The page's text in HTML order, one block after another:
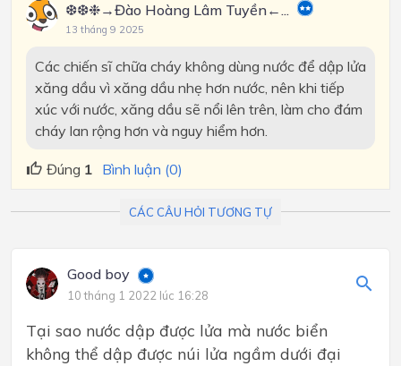
❆❆❉→Đào Hoàng Lâm Tuyền←...
13 tháng 9 2025
Các chiến sĩ chữa cháy không dùng nước để dập lửa
xăng dầu vì xăng dầu nhẹ hơn nước, nên khi tiếp
xúc với nước, xăng dầu sẽ nổi lên trên, làm cho đám
cháy lan rộng hơn và nguy hiểm hơn.
Đúng 1 Bình luận (0)
CÁC CÂU HỎI TƯƠNG TỰ
Good boy
10 tháng 1 2022 lúc 16:28
Tại sao nước dập được lửa mà nước biển
không thể dập được núi lửa ngầm dưới đại